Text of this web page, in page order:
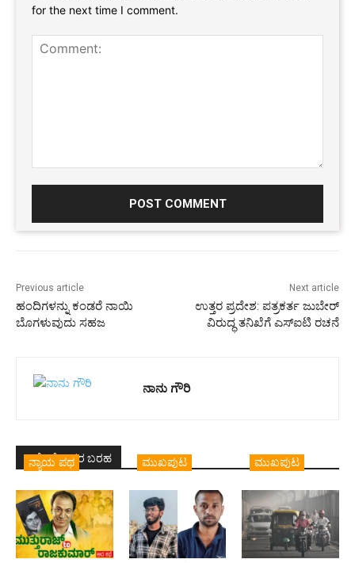
for the next time I comment.
Previous article
ಹಂದಿಗಳನ್ನು ಕಂಡರೆ ನಾಯಿ
ಬೊಗಳುವುದು ಸಹಜ
Next article
ಉತ್ತರ ಪ್ರದೇಶ: ಪತ್ರಕರ್ತ ಜುಬೇರ್‌‌
ವಿರುದ್ಧ ತನಿಖೆಗೆ ಎಸ್‌ಐಟಿ ರಚನೆ
ನಾನು ಗೌರಿ
ಇದೇ ಲೇಖಕರ ಬರಹ
ನ್ಯಾಯ ಪಥ ಮುಖಪುಟ ಮುಖಪುಟ